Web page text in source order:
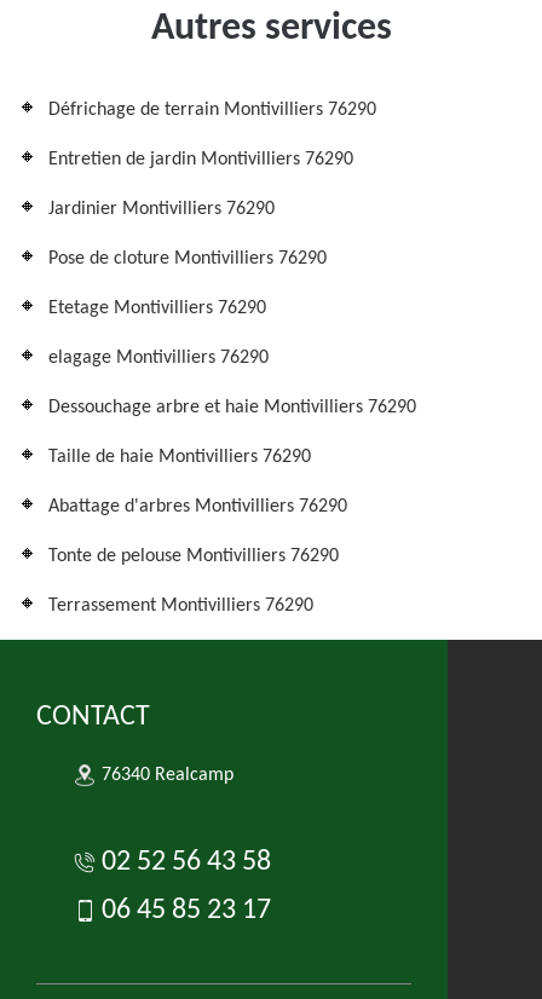
Autres services
Défrichage de terrain Montivilliers 76290
Entretien de jardin Montivilliers 76290
Jardinier Montivilliers 76290
Pose de cloture Montivilliers 76290
Etetage Montivilliers 76290
elagage Montivilliers 76290
Dessouchage arbre et haie Montivilliers 76290
Taille de haie Montivilliers 76290
Abattage d'arbres Montivilliers 76290
Tonte de pelouse Montivilliers 76290
Terrassement Montivilliers 76290
CONTACT
76340 Realcamp
02 52 56 43 58
06 45 85 23 17